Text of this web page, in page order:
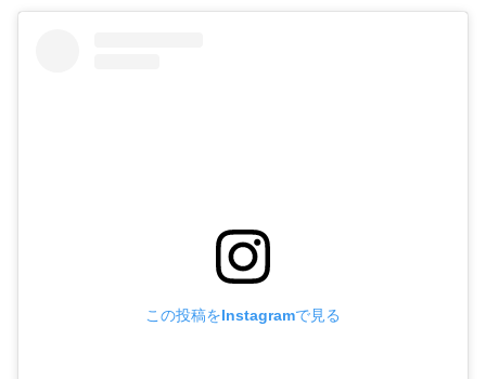
この投稿をInstagramで見る